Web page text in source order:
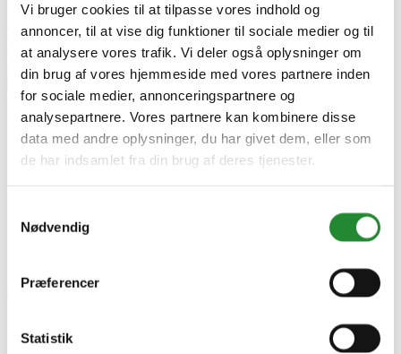
Vi bruger cookies til at tilpasse vores indhold og
annoncer, til at vise dig funktioner til sociale medier og til
at analysere vores trafik. Vi deler også oplysninger om
din brug af vores hjemmeside med vores partnere inden
for sociale medier, annonceringspartnere og
analysepartnere. Vores partnere kan kombinere disse
data med andre oplysninger, du har givet dem, eller som
de har indsamlet fra din brug af deres tjenester.
Nødvendig
Præferencer
Statistik
Skriv produktanmeldelse
Ingen kundeanmeldelser for øjeblikket
WiZ Fairy Light Type-C

WiZ Color Fairy Light